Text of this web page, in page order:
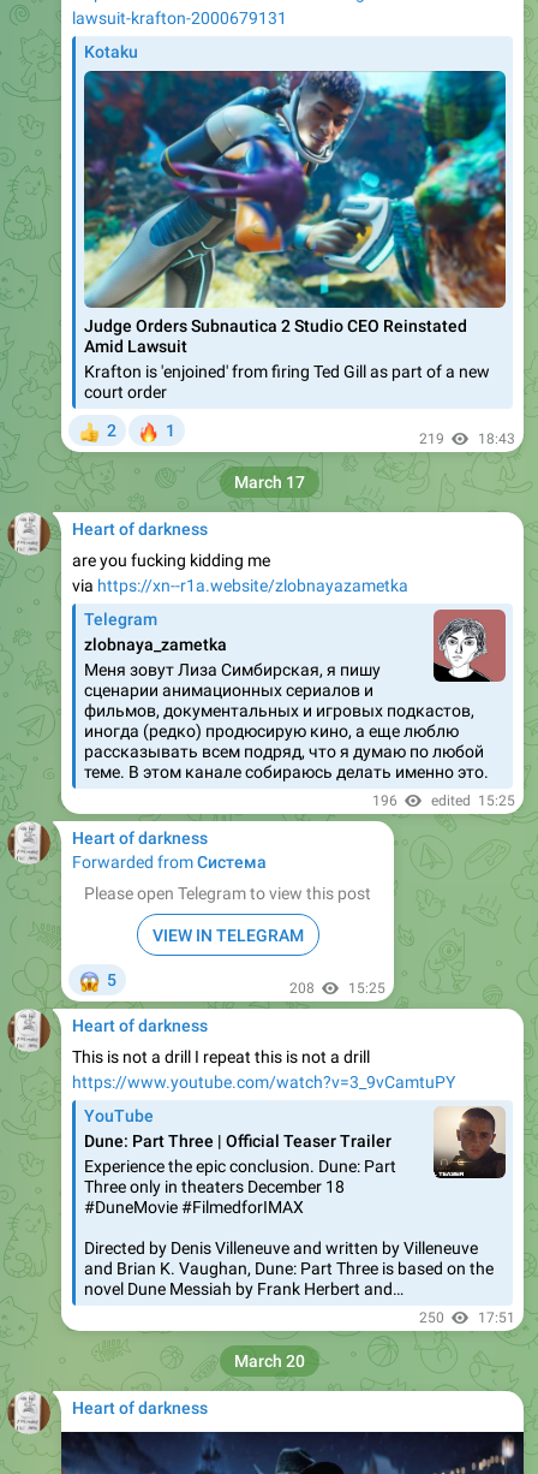
lawsuit-krafton-2000679131
Kotaku
Judge Orders Subnautica 2 Studio CEO Reinstated
Amid Lawsuit
Krafton is 'enjoined' from firing Ted Gill as part of a new
court order
2 1 219 18:43
Heart of darkness
are you fucking kidding me
via https://xn--r1a.website/zlobnayazametka
Telegram
zlobnaya_zametka
Меня зовут Лиза Симбирская, я пишу
сценарии анимационных сериалов и
фильмов, документальных и игровых подкастов,
иногда (редко) продюсирую кино, а еще люблю
рассказывать всем подряд, что я думаю по любой
теме. В этом канале собираюсь делать именно это.
196 edited 15:25
March 17
Heart of darkness
Forwarded fromСистема
Please open Telegram to view this post
VIEW IN TELEGRAM
5 208 15:25
Heart of darkness
This is not a drill I repeat this is not a drill
https://www.youtube.com/watch?v=3_9vCamtuPY
YouTube
Dune: Part Three | Official Teaser Trailer
Experience the epic conclusion. Dune: Part
Three only in theaters December 18
#DuneMovie #FilmedforIMAX
Directed by Denis Villeneuve and written by Villeneuve
and Brian K. Vaughan, Dune: Part Three is based on the
novel Dune Messiah by Frank Herbert and…
250 17:51
Heart of darkness
March 20